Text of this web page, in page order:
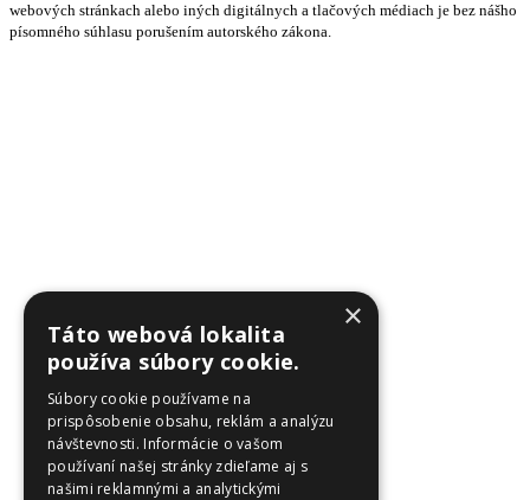
webových stránkach alebo iných digitálnych a tlačových médiach je bez nášho
písomného súhlasu porušením autorského zákona.
×
Táto webová lokalita
používa súbory cookie.
Súbory cookie používame na
prispôsobenie obsahu, reklám a analýzu
návštevnosti. Informácie o vašom
používaní našej stránky zdieľame aj s
našimi reklamnými a analytickými